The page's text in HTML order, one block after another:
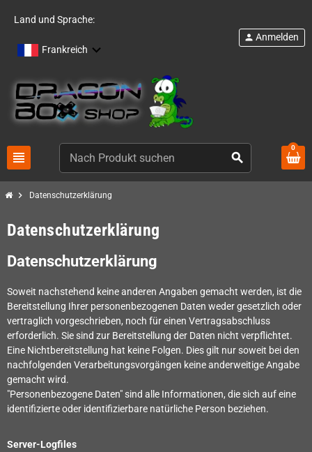
Land und Sprache:
Frankreich
view_headline search
person Anmelden
0
chevron_right Datenschutzerklärung
Datenschutzerklärung
Datenschutzerklärung
Soweit nachstehend keine anderen Angaben gemacht werden, ist die
Bereitstellung Ihrer personenbezogenen Daten weder gesetzlich oder
vertraglich vorgeschrieben, noch für einen Vertragsabschluss
erforderlich. Sie sind zur Bereitstellung der Daten nicht verpflichtet.
Eine Nichtbereitstellung hat keine Folgen. Dies gilt nur soweit bei den
nachfolgenden Verarbeitungsvorgängen keine anderweitige Angabe
gemacht wird.
"Personenbezogene Daten" sind alle Informationen, die sich auf eine
identifizierte oder identifizierbare natürliche Person beziehen.
Server-Logfiles